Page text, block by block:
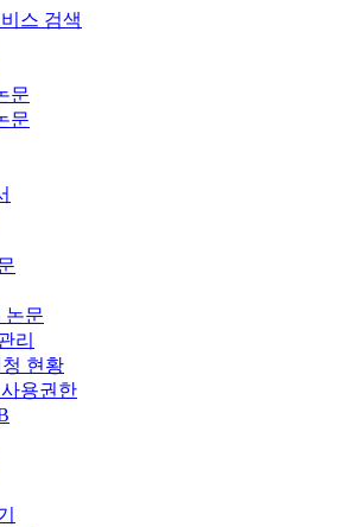
스 검색
문
문
논문
리
청 현황
용권한